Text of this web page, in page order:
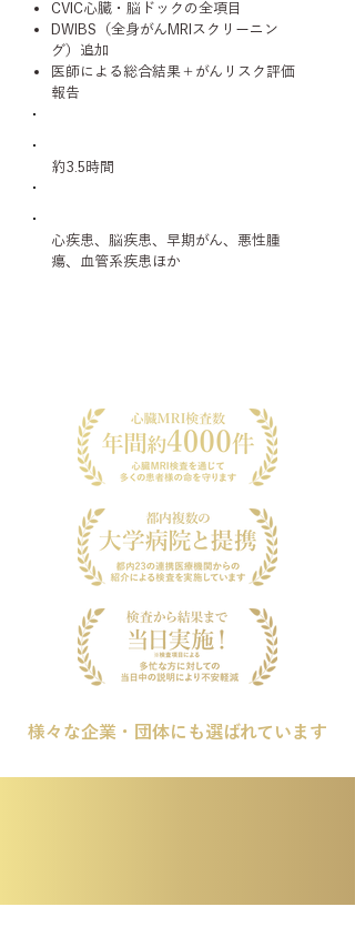
CVIC心臓・脳ドックの全項目
DWIBS（全身がんMRIスクリーニン
グ）追加
医師による総合結果＋がんリスク評価
報告
約3.5時間
心疾患、脳疾患、早期がん、悪性腫
瘍、血管系疾患ほか
様々な企業・団体にも選ばれています